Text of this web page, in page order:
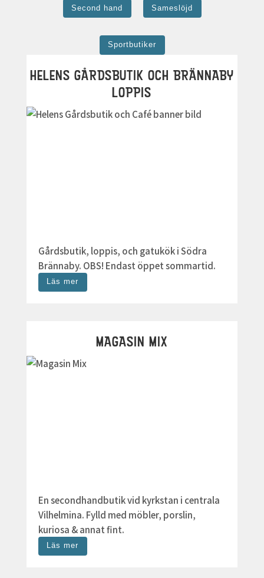
Second hand Sameslöjd
Sportbutiker
HELENS GÅRDSBUTIK OCH BRÄNNABY
LOPPIS
Gårdsbutik, loppis, och gatukök i Södra
Brännaby. OBS! Endast öppet sommartid.
Läs mer
MAGASIN MIX
En secondhandbutik vid kyrkstan i centrala
Vilhelmina. Fylld med möbler, porslin,
kuriosa & annat fint.
Läs mer